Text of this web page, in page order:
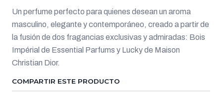
Un perfume perfecto para quienes desean un aroma
masculino, elegante y contemporáneo, creado a partir de
la fusión de dos fragancias exclusivas y admiradas: Bois
Impérial de Essential Parfums y Lucky de Maison
Christian Dior.
COMPARTIR ESTE PRODUCTO